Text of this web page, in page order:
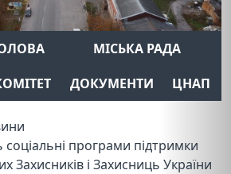
МІСЬКА РАДА
ДОКУМЕНТИ ЦНАП
соціальні програми підтримки
Захисників і Захисниць України